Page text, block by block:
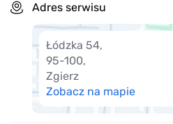
Adres serwisu
Łódzka 54,
95-100,
Zgierz
Zobacz na mapie